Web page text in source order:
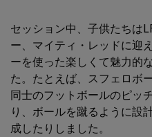
セッション中、子供たちは
ー、マイティ・レッドに迎
ーを使った楽しくて魅力的
た。たとえば、スフェロボ
同士のフットボールのピッ
り、ボールを蹴るように設
成したりしました。